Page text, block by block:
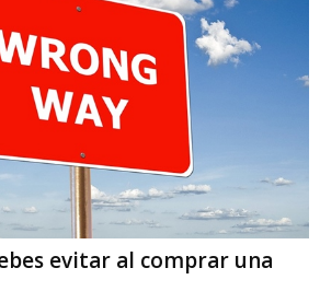
evitar al comprar una